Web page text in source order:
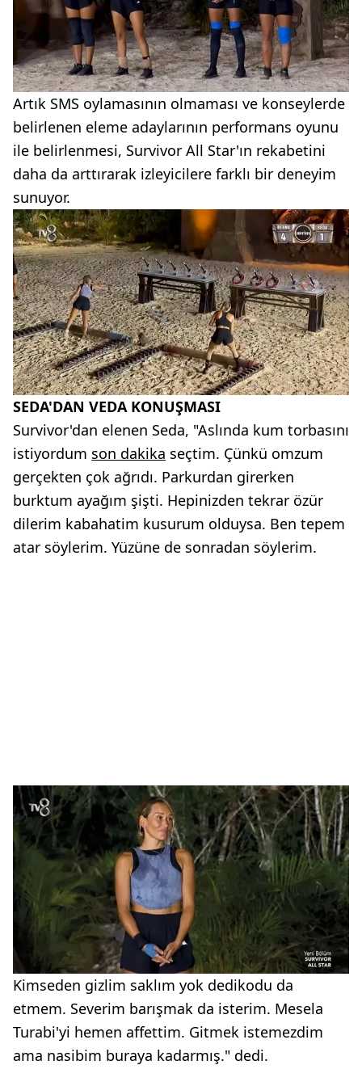
Artık SMS oylamasının olmaması ve konseylerde
belirlenen eleme adaylarının performans oyunu
ile belirlenmesi, Survivor All Star'ın rekabetini
daha da arttırarak izleyicilere farklı bir deneyim
sunuyor.
SEDA'DAN VEDA KONUŞMASI
Survivor'dan elenen Seda, "Aslında kum torbasını
istiyordum son dakika seçtim. Çünkü omzum
gerçekten çok ağrıdı. Parkurdan girerken
burktum ayağım şişti. Hepinizden tekrar özür
dilerim kabahatim kusurum olduysa. Ben tepem
atar söylerim. Yüzüne de sonradan söylerim.
Kimseden gizlim saklım yok dedikodu da
etmem. Severim barışmak da isterim. Mesela
Turabi'yi hemen affettim. Gitmek istemezdim
ama nasibim buraya kadarmış." dedi.